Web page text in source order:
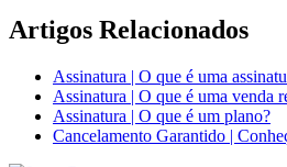
Artigos Relacionados
Assinatura | O que é uma
Assinatura | O que é uma venda
Assinatura | O que é um plano?
Cancelamento Garantido |